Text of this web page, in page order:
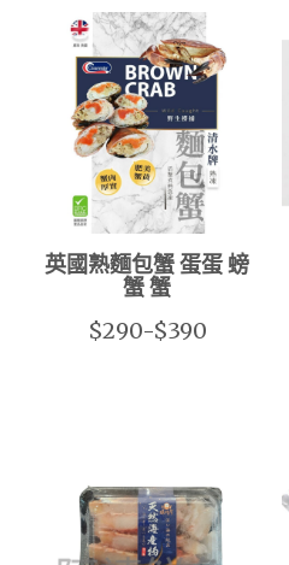
英國熟麵包蟹 蛋蛋 螃
蟹 蟹
$290-$390